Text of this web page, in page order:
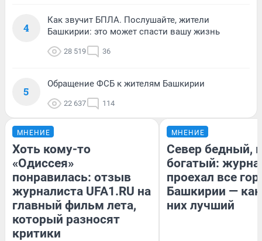
4
Как звучит БПЛА. Послушайте, жители
Башкирии: это может спасти вашу жизнь
28 519 36
5
Обращение ФСБ к жителям Башкирии
22 637 114
МНЕНИЕ
Хоть кому-то
«Одиссея»
понравилась: отзыв
журналиста UFA1.RU на
главный фильм лета,
который разносят
критики
МНЕНИЕ
Север бедный,
богатый:
проехал все
Башкирии —
них лучший